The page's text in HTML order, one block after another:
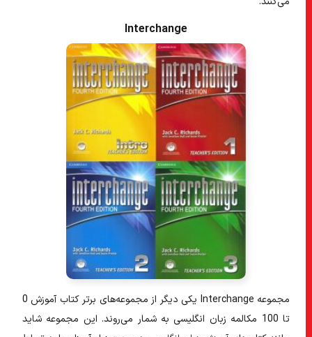
Interchange
مجموعه Interchange یکی دیگر از مجموعه‌های برتر کتاب آموزش 0
تا 100 مکالمه زبان انگلیسی به شمار ‌می‌روند. این مجموعه شاید